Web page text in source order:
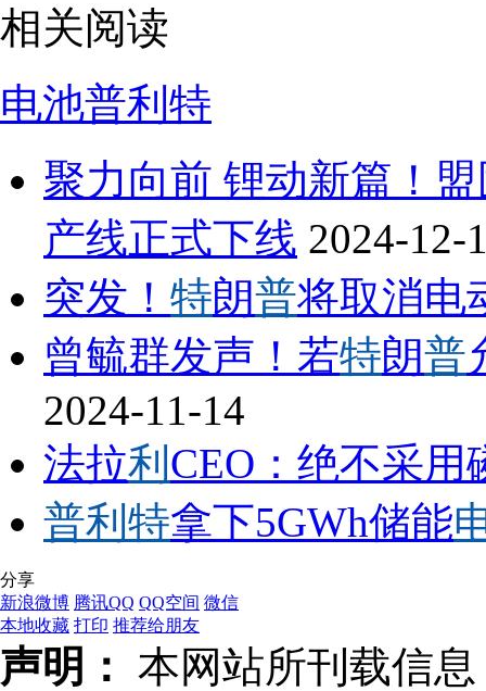
相关阅读
电池普利特
聚力向前 锂动新篇！
产线正式下线 2024-12-
突发！ 特朗普将取消电
曾毓群发声！若特朗普
2024-11-14
法拉利 CEO：绝不采用
普利特拿下5GWh储能
分享
新浪微博 腾讯QQ QQ空间 微信
本地收藏 打印 推荐给朋友
声明： 本网站所刊载信